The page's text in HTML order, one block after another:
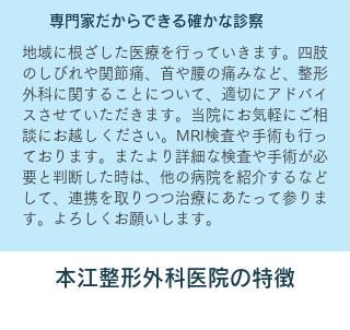
専門家だからできる確かな診察
地域に根ざした医療を行っていきます。四肢
のしびれや関節痛、首や腰の痛みなど、整形
外科に関することについて、適切にアドバイ
スさせていただきます。当院にお気軽にご相
談にお越しください。MRI検査や手術も行っ
ております。またより詳細な検査や手術が必
要と判断した時は、他の病院を紹介するなど
して、連携を取りつつ治療にあたって参りま
す。よろしくお願いします。
本江整形外科医院の特徴